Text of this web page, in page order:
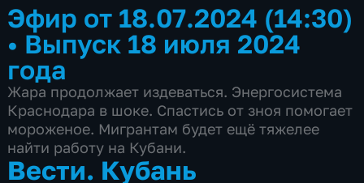
Эфир от 18.07.2024 (14:30)
• Выпуск 18 июля 2024
года
Жара продолжает издеваться. Энергосистема
Краснодара в шоке. Спастись от зноя помогает
мороженое. Мигрантам будет ещё тяжелее
найти работу на Кубани.
Вести. Кубань